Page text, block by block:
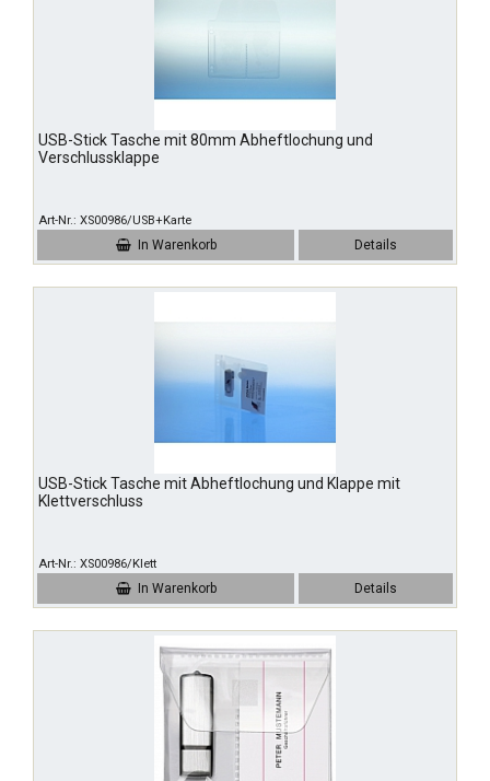
USB-Stick Tasche mit 80mm Abheftlochung und
Verschlussklappe
Art-Nr. XS00986/USB+Karte
In Warenkorb Details
USB-Stick Tasche mit Abheftlochung und Klappe mit
Klettverschluss
Art-Nr. XS00986/Klett
In Warenkorb Details